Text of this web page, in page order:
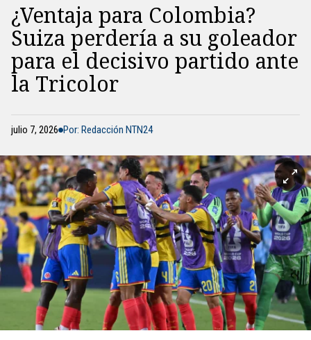
¿Ventaja para Colombia?
Suiza perdería a su goleador
para el decisivo partido ante
la Tricolor
julio 7, 2026 Por: Redacción NTN24